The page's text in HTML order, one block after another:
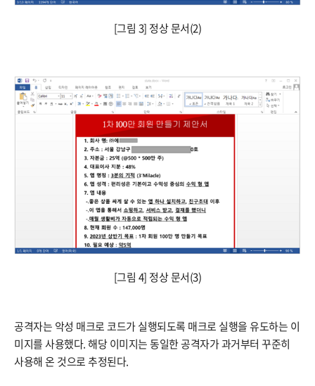
[그림 3] 정상 문서(2)
​[그림 4] 정상 문서(3)
​공격자는 악성 매크로 코드가 실행되도록 매크로 실행을 유도하는 이
미지를 사용했다. 해당 이미지는 동일한 공격자가 과거부터 꾸준히
사용해 온 것으로 추정된다.